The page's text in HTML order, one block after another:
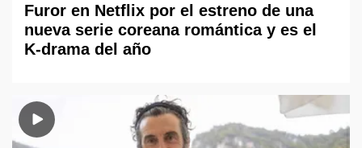
Furor en Netflix por el estreno de una
nueva serie coreana romántica y es el
K-drama del año